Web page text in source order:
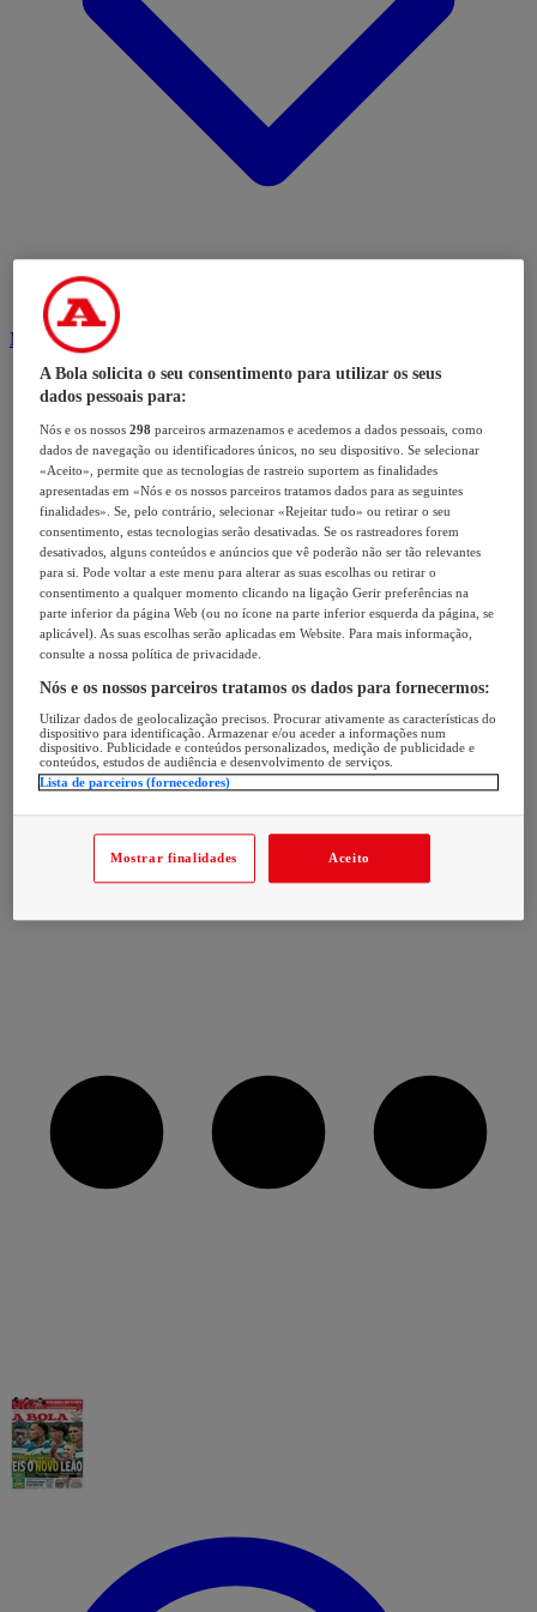
Modalidades
A Bola solicita o seu consentimento para utilizar os seus
dados pessoais para:
Nós e os nossos298 parceiros armazenamos e acedemos a dados pessoais, como
dados de navegação ou identificadores únicos, no seu dispositivo. Se selecionar
«Aceito», permite que as tecnologias de rastreio suportem as finalidades
apresentadas em «Nós e os nossos parceiros tratamos dados para as seguintes
finalidades». Se, pelo contrário, selecionar «Rejeitar tudo» ou retirar o seu
consentimento, estas tecnologias serão desativadas. Se os rastreadores forem
desativados, alguns conteúdos e anúncios que vê poderão não ser tão relevantes
para si. Pode voltar a este menu para alterar as suas escolhas ou retirar o
consentimento a qualquer momento clicando na ligação Gerir preferências na
parte inferior da página Web (ou no ícone na parte inferior esquerda da página, se
aplicável). As suas escolhas serão aplicadas em Website. Para mais informação,
consulte a nossa política de privacidade.
Nós e os nossos parceiros tratamos os dados para fornecermos:
Utilizar dados de geolocalização precisos. Procurar ativamente as características do
dispositivo para identificação. Armazenar e/ou aceder a informações num
dispositivo. Publicidade e conteúdos personalizados, medição de publicidade e
conteúdos, estudos de audiência e desenvolvimento de serviços.
Lista de parceiros (fornecedores)
Mostrar finalidades Aceito